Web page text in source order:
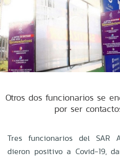
Otros dos funcionarios se
por ser
Tres funcionarios del SAR
dieron positivo a Covid-19,